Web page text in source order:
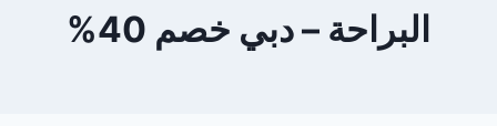
البراحة – دبي خصم 40%